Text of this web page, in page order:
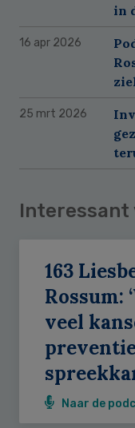
in
16 apr 2026
25 mrt 2026
Interessant
163
Rossum:
veel
Naar de